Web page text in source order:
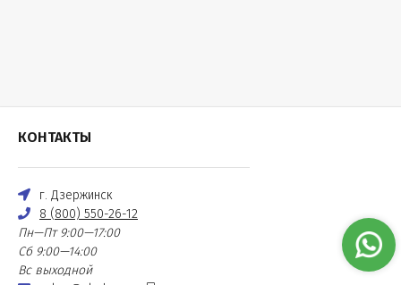
КОНТАКТЫ
г. Дзержинск
8 (800) 550-26-12
Пн—Пт 9:00—17:00
Сб 9:00—14:00
Вс выходной